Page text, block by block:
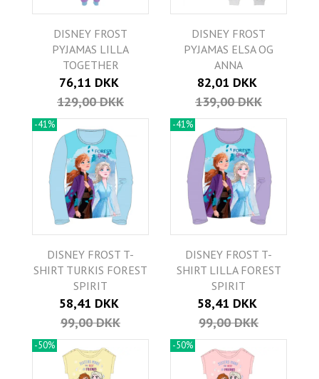
DISNEY FROST
PYJAMAS LILLA
TOGETHER
76,11 DKK
129,00 DKK
DISNEY FROST
PYJAMAS ELSA OG
ANNA
82,01 DKK
139,00 DKK
-41%
DISNEY FROST T-
SHIRT TURKIS FOREST
SPIRIT
58,41 DKK
99,00 DKK
-41%
DISNEY FROST T-
SHIRT LILLA FOREST
SPIRIT
58,41 DKK
99,00 DKK
-50% -50%